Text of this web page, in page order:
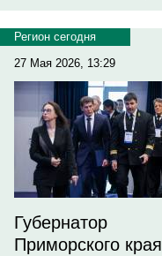
Регион сегодня
27 Мая 2026, 13:29
Губернатор
Приморского края